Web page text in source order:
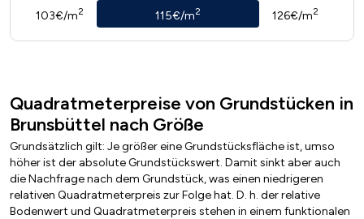
103€/m2 115€/m2 126€/m2
Quadratmeterpreise von Grundstücken in
Brunsbüttel nach Größe
Grundsätzlich gilt: Je größer eine Grundstücksfläche ist, umso
höher ist der absolute Grundstückswert. Damit sinkt aber auch
die Nachfrage nach dem Grundstück, was einen niedrigeren
relativen Quadratmeterpreis zur Folge hat. D. h. der relative
Bodenwert und Quadratmeterpreis stehen in einem funktionalen